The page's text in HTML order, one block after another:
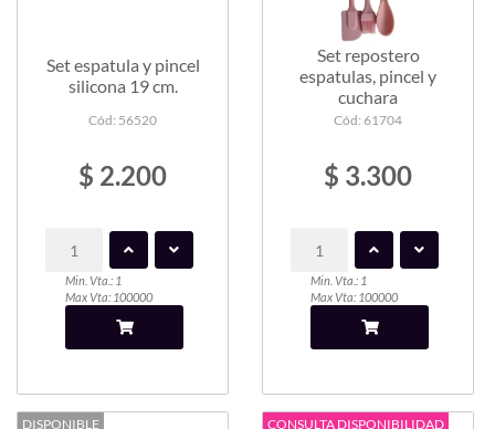
Set espatula y pincel
silicona 19 cm.
Cód: 56520
$ 2.200
Min. Vta.: 1
Max Vta: 100000
Set repostero
espatulas, pincel y
cuchara
Cód: 61704
$ 3.300
Min. Vta.: 1
Max Vta: 100000
DISPONIBLE CONSULTA DISPONIBILIDAD